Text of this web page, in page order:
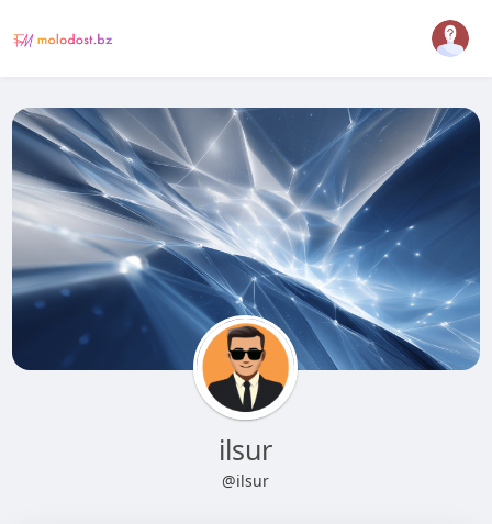
ilsur
@ilsur